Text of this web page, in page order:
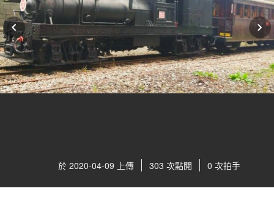
於 2020-04-09 上傳 303 次點閱 0 次拍手